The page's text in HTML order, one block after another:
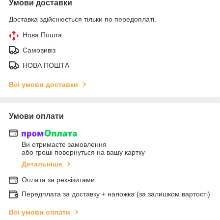
Умови доставки
Доставка здійснюється тільки по передоплаті.
Нова Пошта
Самовивіз
НОВА ПОШТА
Всі умови доставки
Умови оплати
Ви отримаєте замовлення
або гроші повернуться на вашу картку
Детальніше
Оплата за реквізитами
Передплата за доставку + наложка (за залишком вартості)
Всі умови оплати